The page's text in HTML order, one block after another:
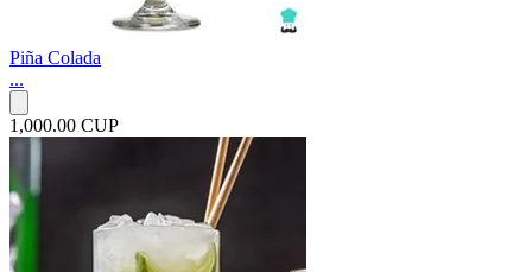
Piña Colada
...
1,000.00 CUP